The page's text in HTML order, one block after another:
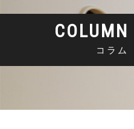
COLUMN
コラム